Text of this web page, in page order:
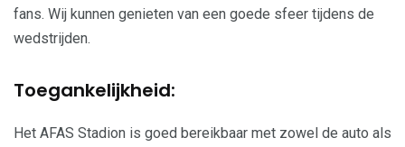
fans. Wij kunnen genieten van een goede sfeer tijdens de
wedstrijden.
Toegankelijkheid:
Het AFAS Stadion is goed bereikbaar met zowel de auto als